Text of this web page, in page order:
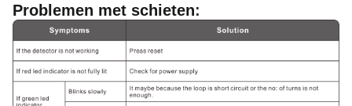
Problemen met schieten: